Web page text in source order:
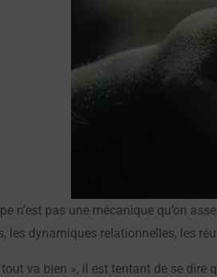
n’est pas une mécanique qu’on
les dynamiques relationnelles, les
va bien », il est tentant de se dire